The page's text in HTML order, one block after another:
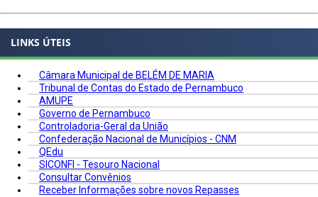
LINKS ÚTEIS
Câmara Municipal de BELÉM DE MARIA
Tribunal de Contas do Estado de Pernambuco
AMUPE
Governo de Pernambuco
Controladoria-Geral da União
Confederação Nacional de Municípios - CNM
QEdu
SICONFI - Tesouro Nacional
Consultar Convênios
Receber Informações sobre novos Repasses